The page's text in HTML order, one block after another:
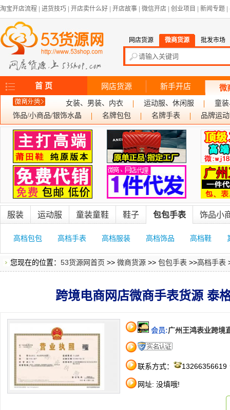
淘宝开店流程 进货技巧 开店卖什么好 开店故事 微信开店 创业项目 新闻专题
网店货源 微商货源 批发市场
首 页 网店货源 新手开店 微
女装、男装、内衣 运动服、休闲服
童
饰品/小商品/银饰水晶
名牌包包 名牌手表 品牌运
服装 运动服 童装童鞋 鞋子 包包手表 饰品小
高档包包 高档手表 高档服装 高档饰品 高档鞋
您现在的位置： 53货源网首页 >> 微商货源 >> 包包手表 >>高档手表
跨境电商网店微商手表货源 泰
会员:广州王鸿表业跨境
联系方式： 13266356619
网址: 没填哦!